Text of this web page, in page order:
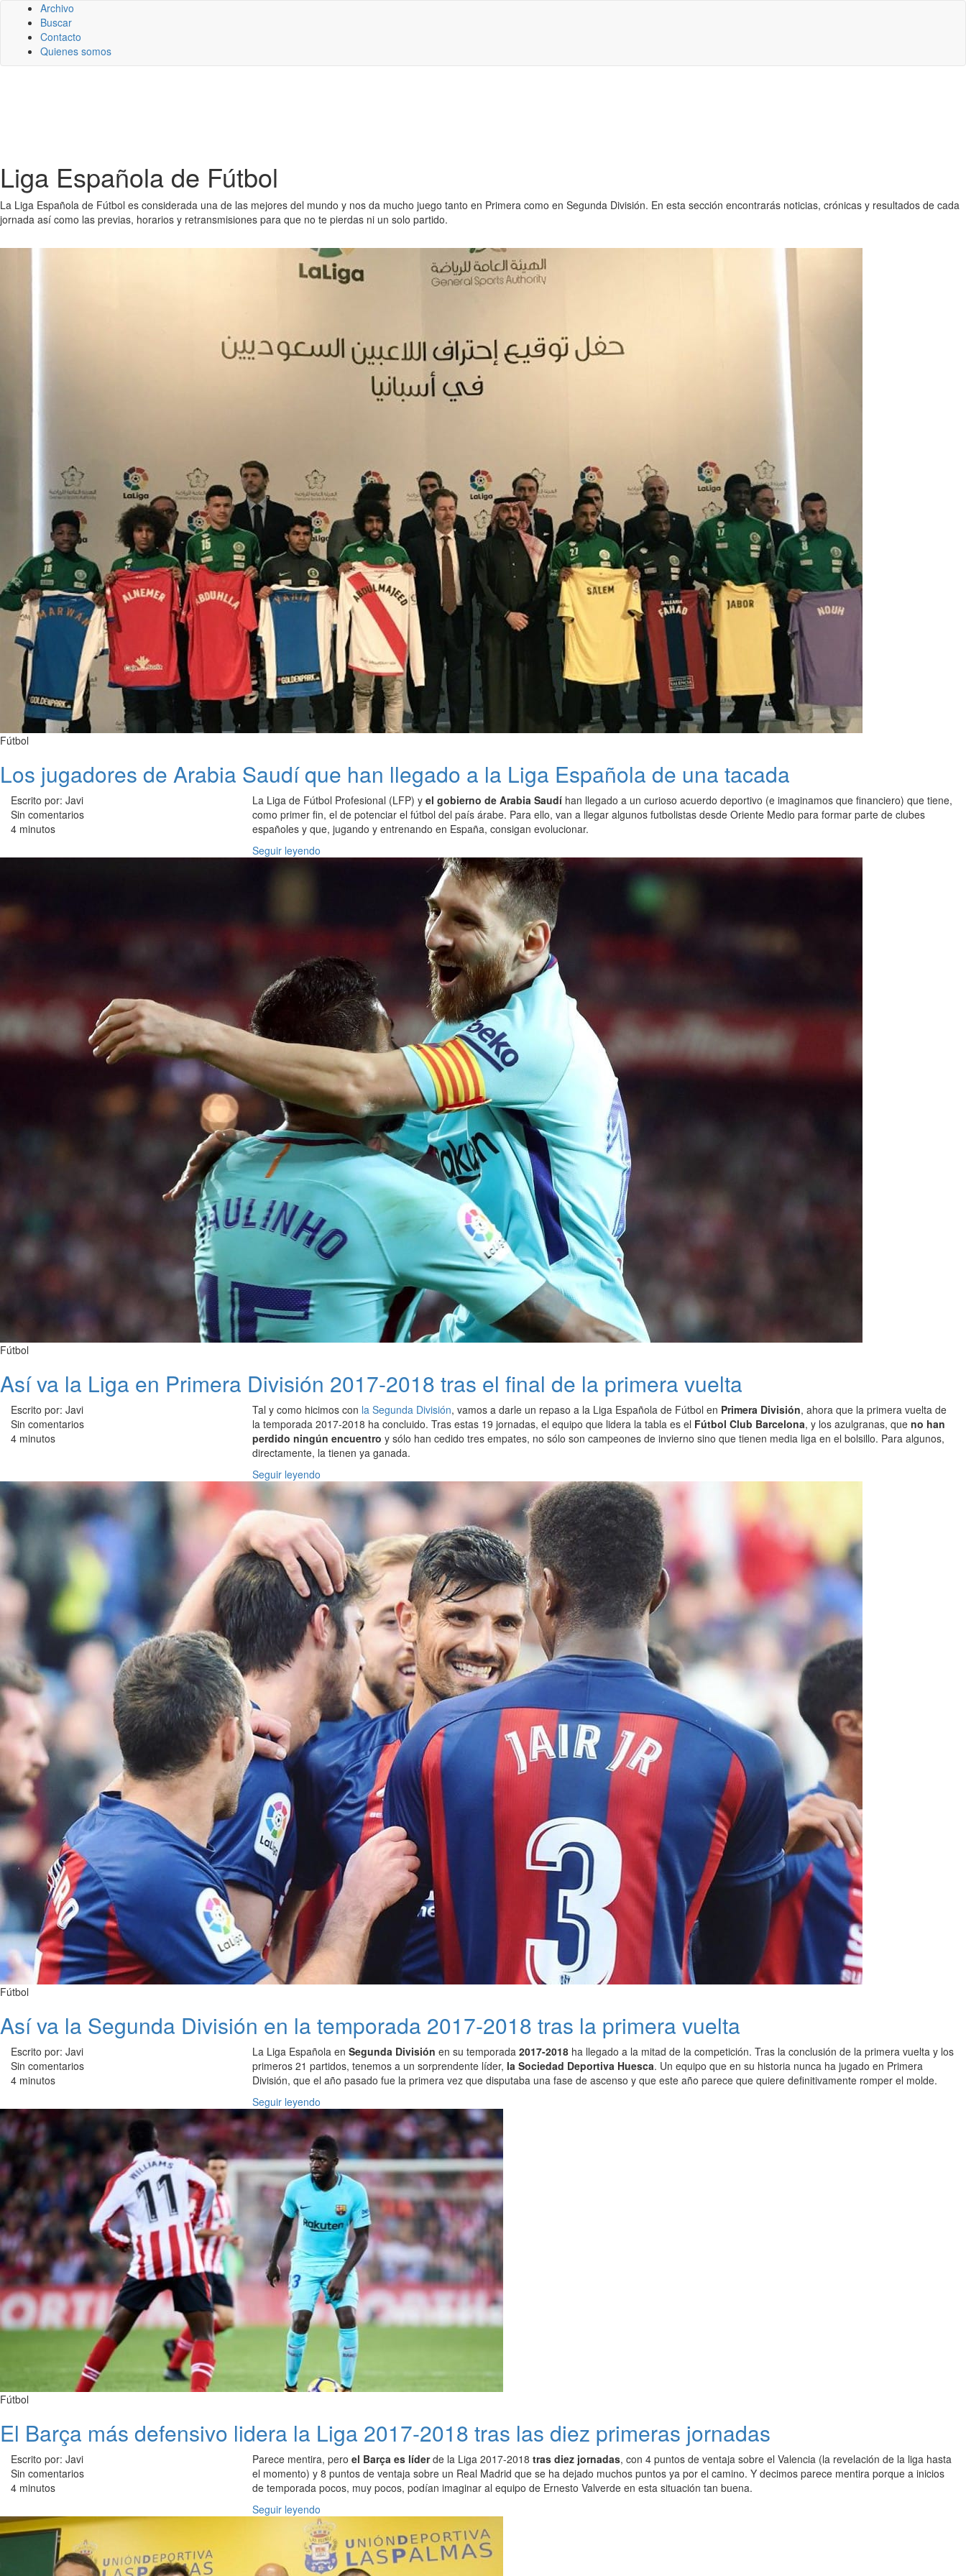
Archivo
Buscar
Contacto
Quienes somos
Liga Española de Fútbol
La Liga Española de Fútbol es considerada una de las mejores del mundo y nos da mucho juego tanto en Primera como en Segunda División. En esta sección encontrarás noticias, crónicas y resultados de cada
jornada así como las previas, horarios y retransmisiones para que no te pierdas ni un solo partido.
Fútbol
Los jugadores de Arabia Saudí que han llegado a la Liga Española de una tacada
Escrito por: Javi
Sin comentarios
4 minutos
La Liga de Fútbol Profesional (LFP) y el gobierno de Arabia Saudí han llegado a un curioso acuerdo deportivo (e imaginamos que financiero) que tiene,
como primer fin, el de potenciar el fútbol del país árabe. Para ello, van a llegar algunos futbolistas desde Oriente Medio para formar parte de clubes
españoles y que, jugando y entrenando en España, consigan evolucionar.
Seguir leyendo
Fútbol
Así va la Liga en Primera División 2017-2018 tras el final de la primera vuelta
Escrito por: Javi
Sin comentarios
4 minutos
Tal y como hicimos con la Segunda División, vamos a darle un repaso a la Liga Española de Fútbol en Primera División, ahora que la primera vuelta de
la temporada 2017-2018 ha concluido. Tras estas 19 jornadas, el equipo que lidera la tabla es el Fútbol Club Barcelona, y los azulgranas, que no han
perdido ningún encuentro y sólo han cedido tres empates, no sólo son campeones de invierno sino que tienen media liga en el bolsillo. Para algunos,
directamente, la tienen ya ganada.
Seguir leyendo
Fútbol
Así va la Segunda División en la temporada 2017-2018 tras la primera vuelta
Escrito por: Javi
Sin comentarios
4 minutos
La Liga Española en Segunda División en su temporada 2017-2018 ha llegado a la mitad de la competición. Tras la conclusión de la primera vuelta y los
primeros 21 partidos, tenemos a un sorprendente líder, la Sociedad Deportiva Huesca. Un equipo que en su historia nunca ha jugado en Primera
División, que el año pasado fue la primera vez que disputaba una fase de ascenso y que este año parece que quiere definitivamente romper el molde.
Seguir leyendo
Fútbol
El Barça más defensivo lidera la Liga 2017-2018 tras las diez primeras jornadas
Escrito por: Javi
Sin comentarios
4 minutos
Parece mentira, pero el Barça es líderde la Liga 2017-2018 tras diez jornadas, con 4 puntos de ventaja sobre el Valencia (la revelación de la liga hasta
el momento) y 8 puntos de ventaja sobre un Real Madrid que se ha dejado muchos puntos ya por el camino. Y decimos parece mentira porque a inicios
de temporada pocos, muy pocos, podían imaginar al equipo de Ernesto Valverde en esta situación tan buena.
Seguir leyendo